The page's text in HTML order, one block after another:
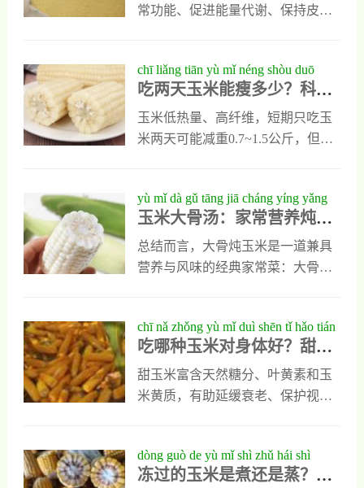
尿病相关心脏并发症。适量摄入玉
常功能、促进能量代谢、保持皮肤
等问题。,五、有助于控制血糖，适
合糖尿病患者食用,虽然玉米含有一
定量的碳水化合物，但其升糖指数
（GI值）相对较低，约为55左右，
chī liǎng tiān yù mǐ néng shòu duō
shǎo kē xué jiě xī yǔ yíng yǎng jiàn yì
吃两天玉米能瘦多少？科学
解析与营养建议
玉米低热量、高纤维，短期只吃玉
米两天可能减重0.7~1.5公斤，但主
波动或肠胃不适。建议每天不超过
一根玉米，替代主食并搭配蛋白质
和蔬菜，结合运动，才能科学减
脂。玉米是健康辅助食材，而非快
yù mǐ dà gǔ tāng jiā cháng yíng yǎng
dùn pǐn de měi wèi yǔ dā pèi
玉米大骨汤：家常营养炖品
的美味与搭配
总结而言，大骨炖玉米是一道兼具
营养与风味的经典家常菜：大骨提
色浓郁、清甜不腻。制作时先将大
骨焯水去沫，单独熬煮一小时后加
入玉米段再炖20分钟，调味只需简
单盐分。除了基础做法，还可尝试
萝卜、土豆等蔬菜增添层次。这道
菜简单易操作，尤其适合家庭秋冬
chī nǎ zhǒng yù mǐ duì shēn tǐ hǎo tián
yù mǐ nuò yù mǐ yíng yǎng duì bǐ yǔ
jiàn kāng xuǎn zé
吃哪种玉米对身体好？甜玉
米、糯玉米营养对比与健康
选择
甜玉米富含天然糖分、叶黄素和玉
米黄质，有助延缓衰老、保护视
功能。蒸煮是保留营养的最佳烹饪
方式，避免油炸或过多调料。根据
dòng guò de yù mǐ shì zhǔ hái shì
zhēng kǒu gǎn zuì jiā fāng fǎ dà jiē mì
冻过的玉米是煮还是蒸？口